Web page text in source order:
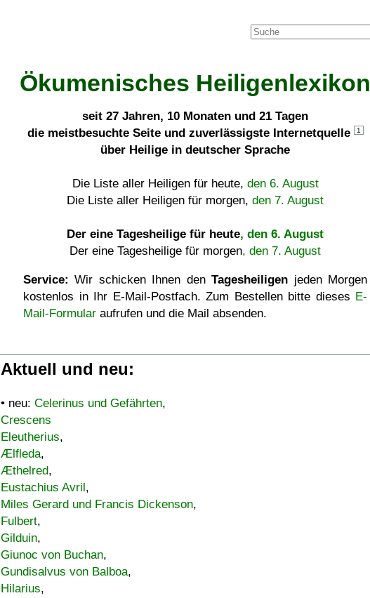
Ökumenisches Heiligenlexikon
seit 27 Jahren, 10 Monaten und 21 Tagen
die meistbesuchte Seite und zuverlässigste Internetquelle
1
über Heilige in deutscher Sprache
Die Liste aller Heiligen für heute, den 6. August
Die Liste aller Heiligen für morgen, den 7. August
Der eine Tagesheilige für heute, den 6. August
Der eine Tagesheilige für morgen, den 7. August
Service: Wir schicken Ihnen denTagesheiligen jeden Morgen
kostenlos in Ihr E-Mail-Postfach. Zum Bestellen bitte dieses E-
Mail-Formular aufrufen und die Mail absenden.
Aktuell und neu:
• neu: Celerinus und Gefährten,
Crescens
Eleutherius,
Ælfleda,
Æthelred,
Eustachius Avril,
Miles Gerard und Francis Dickenson,
Fulbert,
Gilduin,
Giunoc von Buchan,
Gundisalvus von Balboa,
Hilarius,